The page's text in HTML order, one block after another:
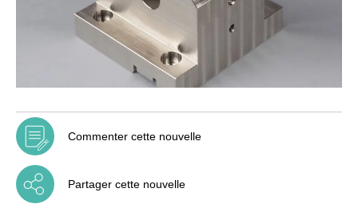
Commenter cette nouvelle
Partager cette nouvelle